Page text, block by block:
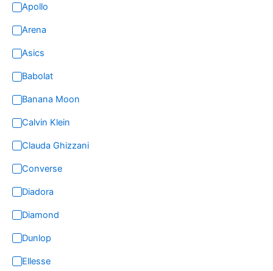
Apollo
Arena
Asics
Babolat
Banana Moon
Calvin Klein
Clauda Ghizzani
Converse
Diadora
Diamond
Dunlop
Ellesse